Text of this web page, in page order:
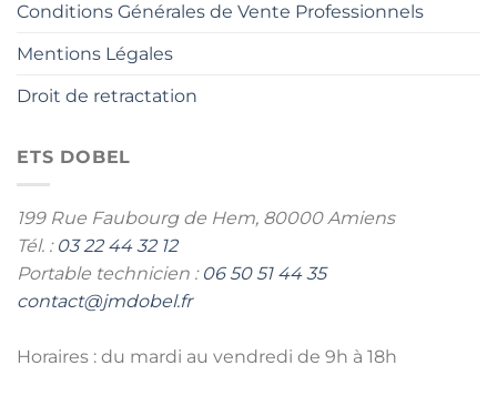
Conditions Générales de Vente Professionnels
Mentions Légales
Droit de retractation
ETS DOBEL
199 Rue Faubourg de Hem, 80000 Amiens
Tél. : 03 22 44 32 12
Portable technicien : 06 50 51 44 35
contact@jmdobel.fr
Horaires : du mardi au vendredi de 9h à 18h